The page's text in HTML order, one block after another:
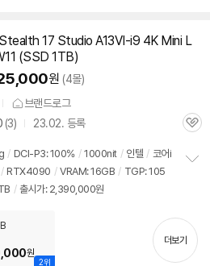
17 Studio A13VI-i9 4K Mini L
(SSD 1TB)
원 (4몰)
브랜드로그
(상
리
뷰
3) 23.02. 등록
관
/ DCI-P3: 100% / 1000nit / 인텔 / 코어i
/ RTX4090 / VRAM: 16GB / TGP: 105
/ 출시가: 2,390,000원
기
2위
원
더보기